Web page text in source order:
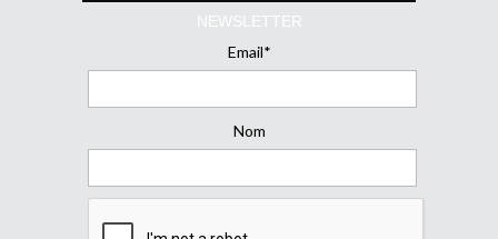
NEWSLETTER
Email*
Nom